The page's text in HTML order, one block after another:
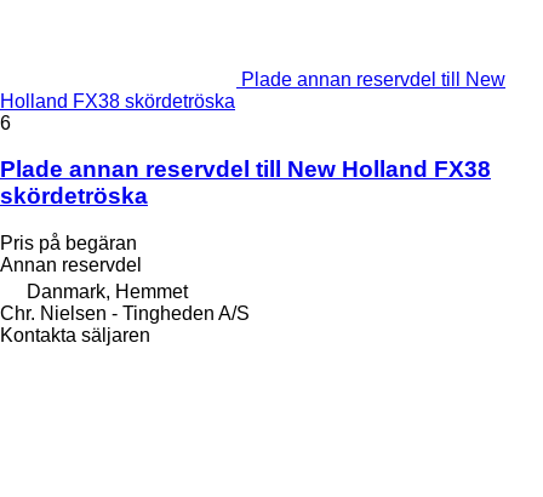
Plade annan reservdel till New
Holland FX38 skördetröska
6
Plade annan reservdel till New Holland FX38
skördetröska
Pris på begäran
Annan reservdel
Danmark, Hemmet
Chr. Nielsen - Tingheden A/S
Kontakta säljaren